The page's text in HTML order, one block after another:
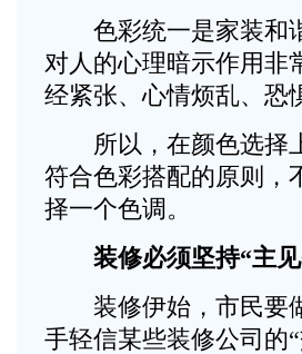
色彩统一是家装和谐
对人的心理暗示作用非
经紧张、心情烦乱、恐
所以，在颜色选择上
符合色彩搭配的原则，
择一个色调。
装修必须坚持“主
装修伊始，市民要做
手轻信某些装修公司的“